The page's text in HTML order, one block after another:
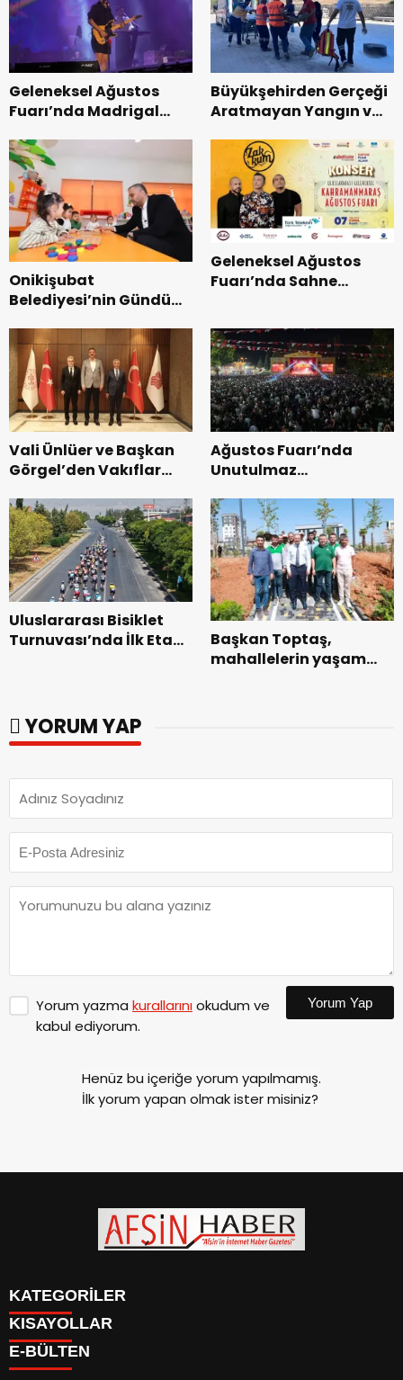
Geleneksel Ağustos
Fuarı’nda Madrigal
Büyükşehirden Gerçeği
Aratmayan Yangın ve
Onikişubat
Belediyesi’nin Gündüz
dönemin ön kayıtları
başladı.
Geleneksel Ağustos
Fuarı’nda Sahne
Vali Ünlüer ve Başkan
Görgel’den Vakıflar
ziyaret.
Ağustos Fuarı’nda
Unutulmaz
Uluslararası Bisiklet
Turnuvası’nda İlk Etap
Başkan Toptaş,
mahallelerin yaşam
YORUM YAP
Yorum yazma kurallarınıokudum ve
kabul ediyorum.
Yorum Yap
Henüz bu içeriğe yorum yapılmamış.
İlk yorum yapan olmak ister misiniz?
KATEGORİLER
SİYASET
EĞİTİM
KISAYOLLAR
SİYASET
E-BÜLTEN